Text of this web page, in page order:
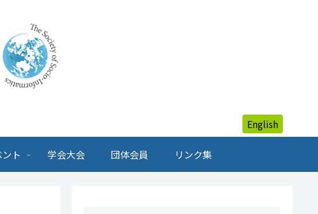
English
ト 学会大会 団体会員 リンク集